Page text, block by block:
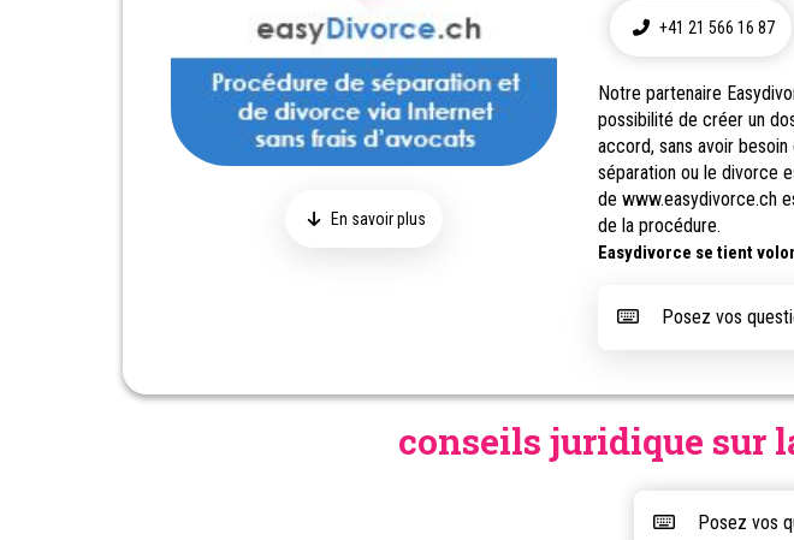
En savoir plus
+41 21 566 16 87
Notre partenaire
possibilité de créer un
accord, sans avoir
séparation ou le divorce
de www.easydivorce.ch
de la procédure.
Easydivorce se tient
Posez vos
conseils juridique sur
Posez vos